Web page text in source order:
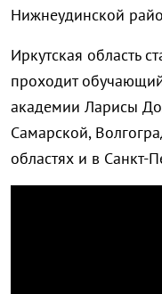
Нижнеудинской
Иркутская область
проходит
академии Ларисы
Самарской,
областях и в Санкт-